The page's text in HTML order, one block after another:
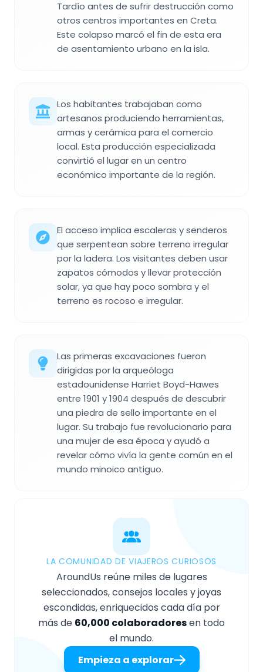
Tardío antes de sufrir destrucción como
otros centros importantes en Creta.
Este colapso marcó el fin de esta era
de asentamiento urbano en la isla.
Los habitantes trabajaban como
artesanos produciendo herramientas,
armas y cerámica para el comercio
local. Esta producción especializada
convirtió el lugar en un centro
económico importante de la región.
El acceso implica escaleras y senderos
que serpentean sobre terreno irregular
por la ladera. Los visitantes deben usar
zapatos cómodos y llevar protección
solar, ya que hay poco sombra y el
terreno es rocoso e irregular.
Las primeras excavaciones fueron
dirigidas por la arqueóloga
estadounidense Harriet Boyd-Hawes
entre 1901 y 1904 después de descubrir
una piedra de sello importante en el
lugar. Su trabajo fue revolucionario para
una mujer de esa época y ayudó a
revelar cómo vivía la gente común en el
mundo minoico antiguo.
LA COMUNIDAD DE VIAJEROS CURIOSOS
AroundUs reúne miles de lugares
seleccionados, consejos locales y joyas
escondidas, enriquecidos cada día por
más de 60,000 colaboradoresen todo
el mundo.
Empieza a explorar